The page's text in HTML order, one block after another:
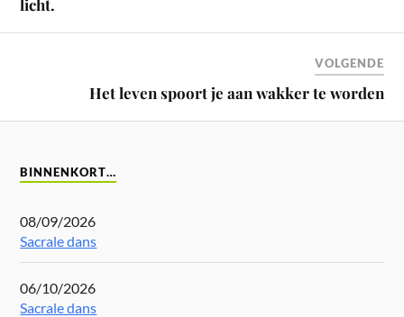
licht.
VOLGENDE
Het leven spoort je aan wakker te worden
BINNENKORT…
08/09/2026
Sacrale dans
06/10/2026
Sacrale dans